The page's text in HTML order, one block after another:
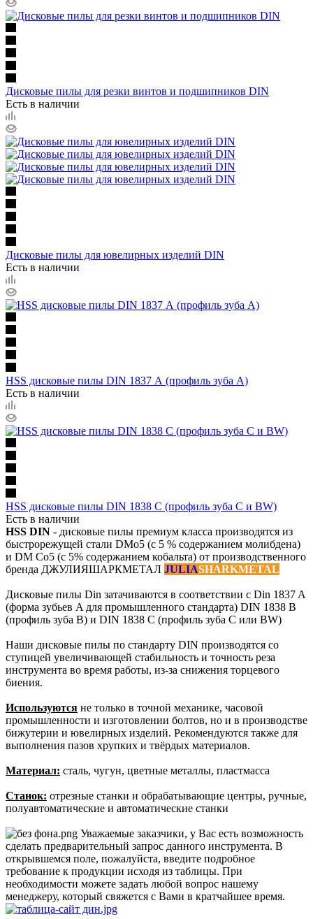
Дисковые пилы для резки винтов и подшипников DIN
Есть в наличии
Дисковые пилы для ювелирных изделий DIN
Есть в наличии
HSS дисковые пилы DIN 1837 А (профиль зуба А)
Есть в наличии
HSS дисковые пилы DIN 1838 C (профиль зуба С и BW)
Есть в наличии
HSS DIN - дисковые пилы премиум класса производятся из
быстрорежущей стали DMo5 (с 5 % содержанием молибдена)
и DM Co5 (с 5% содержанием кобальта) от производственного
бренда ДЖУЛИЯШАРКМЕТАЛ JULIASHARKMETAL
Дисковые пилы Din затачиваются в соответствии с Din 1837 A
(форма зубьев A для промышленного стандарта) DIN 1838 B
(профиль зуба В) и DIN 1838 C (профиль зуба С или BW)
Наши дисковые пилы по стандарту DIN производятся со
ступицей увеличивающей стабильность и точность реза
инструмента во время работы, из-за снижения торцевого
биения.
Используются не только в точной механике, часовой
промышленности и изготовлении болтов, но и в производстве
бижутерии и ювелирных изделий. Рекомендуются также для
выполнения пазов хрупких и твёрдых материалов.
Материал: сталь, чугун, цветные металлы, пластмасса
Станок: отрезные станки и обрабатывающие центры, ручные,
полуавтоматические и автоматические станки
Уважаемые заказчики, у Вас есть возможность
сделать предварительный запрос данного инструмента. В
открывшемся поле, пожалуйста, введите подробное
требование к продукции исходя из таблицы. При
необходимости можете задать любой вопрос нашему
менеджеру, который свяжется с Вами в кратчайшее время.